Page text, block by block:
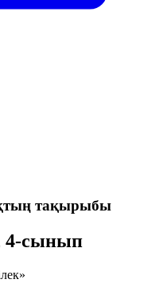
тақырыбы
4-сынып